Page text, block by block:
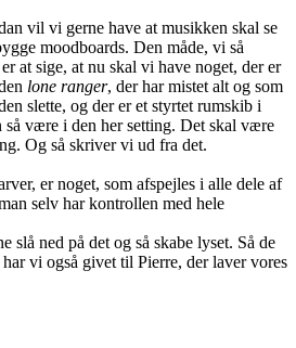
vil vi gerne have at musikken skal se
moodboards. Den måde, vi så
at sige, at nu skal vi have noget, der er
lone ranger, der har mistet alt og som
slette, og der er et styrtet rumskib i
så være i den her setting. Det skal være
Og så skriver vi ud fra det.
er noget, som afspejles i alle dele af
selv har kontrollen med hele
slå ned på det og så skabe lyset. Så de
vi også givet til Pierre, der laver vores